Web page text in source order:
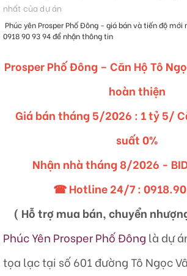
nhất của dự án
Phúc yên Prosper Phố Đông - giá bán và tiến độ mới
0918 90 93 94 để nhận thông tin
Prosper Phố Đông – Căn Hộ Tô
hoàn thiện
Giá bán tháng 5/2026 : 1 tỷ 5/
suất 0%
Nhận nhà tháng 8/2026 -
☎ Hotline 24/7 :
( Hỗ trợ mua bán, chuyển
Phúc Yên Prosper Phố Đông là dự
tọa lạc tại số 601 đường Tô Ngọc